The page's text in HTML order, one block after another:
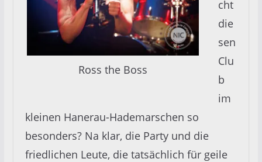
Ross the Boss
cht
die
sen
Clu
b
im
kleinen Hanerau-Hademarschen so
besonders? Na klar, die Party und die
friedlichen Leute, die tatsächlich für geile